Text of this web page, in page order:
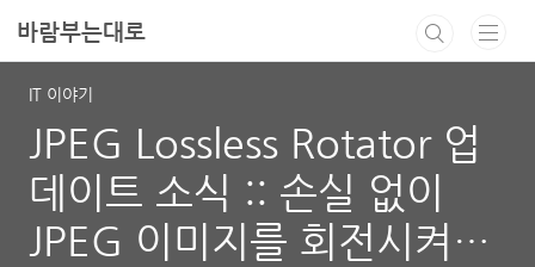
바람부는대로
IT 이야기
JPEG Lossless Rotator 업
데이트 소식 :: 손실 없이
JPEG 이미지를 회전시켜보